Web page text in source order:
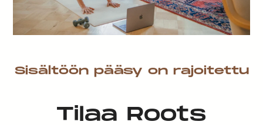
Sisältöön pääsy on rajoitettu
Tilaa Roots